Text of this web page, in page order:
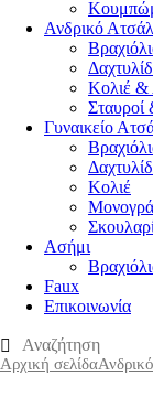
Ανδρικό
Κολιέ &
Σταυροί
Γυναικείο
Κολιέ
Ασήμι
Faux
Επικοινωνία
Αρχική σελίδα